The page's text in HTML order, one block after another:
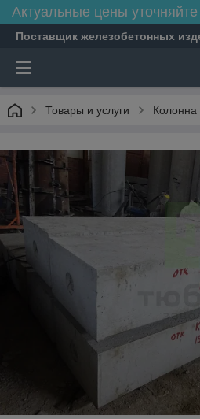
Актуальные цены
Поставщик железобетонных
Товары и услуги